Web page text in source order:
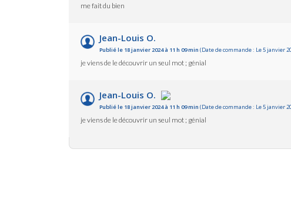
me fait du bien
Jean-Louis O.
Publié le 18 janvier 2024 à 11 h 09 min (Date de commande : Le 5 janvier
je viens de le découvrir un seul mot ; génial
Jean-Louis O.
Publié le 18 janvier 2024 à 11 h 09 min (Date de commande : Le 5 janvier
je viens de le découvrir un seul mot ; génial